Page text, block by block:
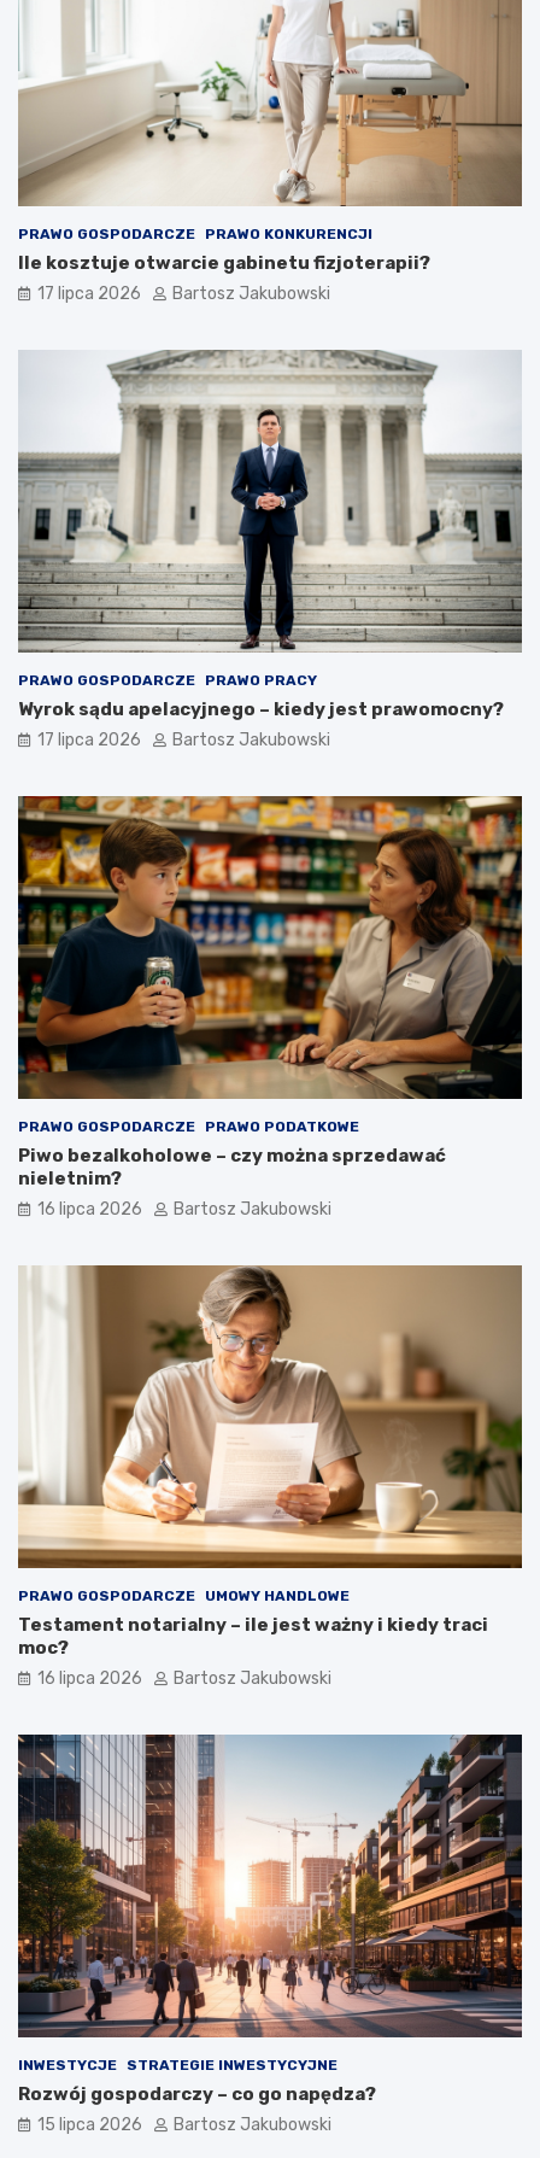
PRAWO GOSPODARCZE PRAWO KONKURENCJI
Ile kosztuje otwarcie gabinetu fizjoterapii?
17 lipca 2026 Bartosz Jakubowski
PRAWO GOSPODARCZE PRAWO PRACY
Wyrok sądu apelacyjnego – kiedy jest prawomocny?
17 lipca 2026 Bartosz Jakubowski
PRAWO GOSPODARCZE PRAWO PODATKOWE
Piwo bezalkoholowe – czy można sprzedawać
nieletnim?
16 lipca 2026 Bartosz Jakubowski
PRAWO GOSPODARCZE UMOWY HANDLOWE
Testament notarialny – ile jest ważny i kiedy traci
moc?
16 lipca 2026 Bartosz Jakubowski
INWESTYCJE STRATEGIE INWESTYCYJNE
Rozwój gospodarczy – co go napędza?
15 lipca 2026 Bartosz Jakubowski